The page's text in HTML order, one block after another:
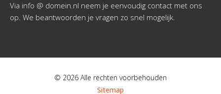
Via info @ domein.nl neem je eenvoudig contact met ons
op. We beantwoorden je vragen zo snel mogelijk.
© 2026 Alle rechten voorbehouden
Sitemap